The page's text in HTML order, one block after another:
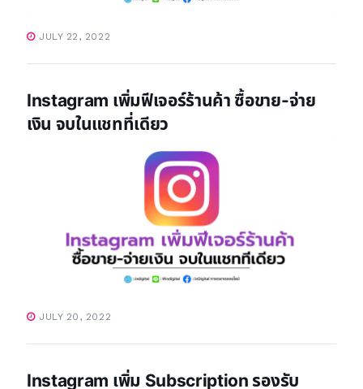
JULY 22, 2022
Instagram เพิ่มฟีเจอร์ร้านค้า ซื้อขาย-จ่าย
เงิน จบในแชทที่เดียว
JULY 20, 2022
Instagram เพิ่ม Subscription รองรับ